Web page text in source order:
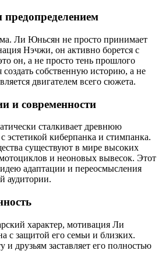
предопределением
Ли Юньсян не просто принимает
Нэчжи, он активно борется с
он, а не просто тень прошлого
собственную историю, а не
двигателем всего сюжета.
и современности
сталкивает древнюю
киберпанка и стимпанка.
существуют в мире высоких
и неоновых вывесок. Этот
адаптации и переосмысления
аудитории.
характер, мотивация Ли
с защитой его семьи и близких.
и друзьям заставляет его полностью